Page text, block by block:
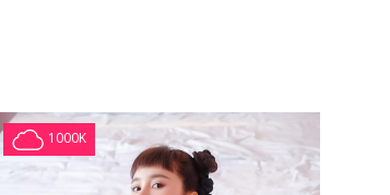
1000K